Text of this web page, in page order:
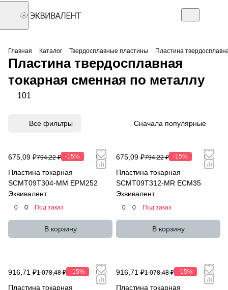
Главная Каталог Твердосплавные пластины Пластина
Пластина твердосплавная
токарная сменная по металлу
101
Все фильтры Сначала популярные
675,09 ₽794,22 ₽ -15%
Пластина токарная
SCMT09T304-MM EPM252
Эквивалент
0 0 Под заказ
В корзину
675,09 ₽794,22 ₽ -15%
Пластина токарная
SCMT09T312-MR ECM35
Эквивалент
0 0 Под заказ
В корзину
916,71 ₽1 078,48 ₽ -15%
Пластина токарная
916,71 ₽1 078,48 ₽ -15%
Пластина токарная